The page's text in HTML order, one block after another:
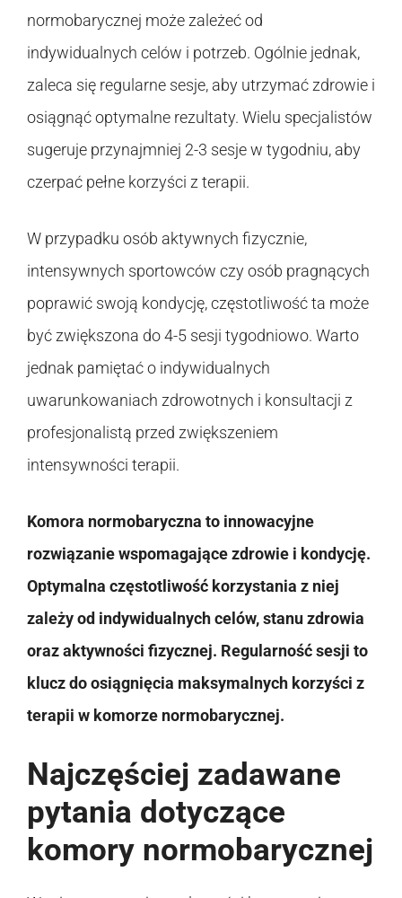
normobarycznej może zależeć od
indywidualnych celów i potrzeb. Ogólnie jednak,
zaleca się regularne sesje, aby utrzymać zdrowie i
osiągnąć optymalne rezultaty. Wielu specjalistów
sugeruje przynajmniej 2-3 sesje w tygodniu, aby
czerpać pełne korzyści z terapii.
W przypadku osób aktywnych fizycznie,
intensywnych sportowców czy osób pragnących
poprawić swoją kondycję, częstotliwość ta może
być zwiększona do 4-5 sesji tygodniowo. Warto
jednak pamiętać o indywidualnych
uwarunkowaniach zdrowotnych i konsultacji z
profesjonalistą przed zwiększeniem
intensywności terapii.
Komora normobaryczna to innowacyjne
rozwiązanie wspomagające zdrowie i kondycję.
Optymalna częstotliwość korzystania z niej
zależy od indywidualnych celów, stanu zdrowia
oraz aktywności fizycznej. Regularność sesji to
klucz do osiągnięcia maksymalnych korzyści z
terapii w komorze normobarycznej.
Najczęściej zadawane
pytania dotyczące
komory normobarycznej